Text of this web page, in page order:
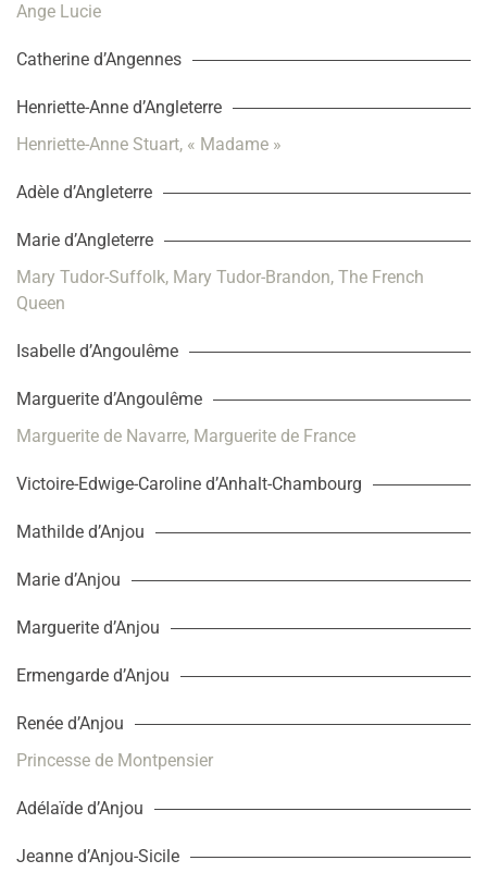
Ange Lucie
Catherine d’Angennes
Henriette-Anne d’Angleterre
Henriette-Anne Stuart, « Madame »
Adèle d’Angleterre
Marie d’Angleterre
Mary Tudor-Suffolk, Mary Tudor-Brandon, The French
Queen
Isabelle d’Angoulême
Marguerite d’Angoulême
Marguerite de Navarre, Marguerite de France
Victoire-Edwige-Caroline d’Anhalt-Chambourg
Mathilde d’Anjou
Marie d’Anjou
Marguerite d’Anjou
Ermengarde d’Anjou
Renée d’Anjou
Princesse de Montpensier
Adélaïde d’Anjou
Jeanne d’Anjou-Sicile